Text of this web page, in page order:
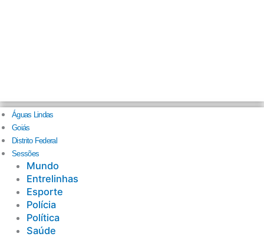
Águas Lindas
Goiás
Distrito Federal
Sessões
Mundo
Entrelinhas
Esporte
Polícia
Política
Saúde